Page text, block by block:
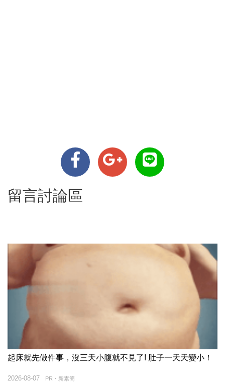
留言討論區
起床就先做件事，沒三天小腹就不見了! 肚子一天天變小！
PR・新素簡
2026-08-07